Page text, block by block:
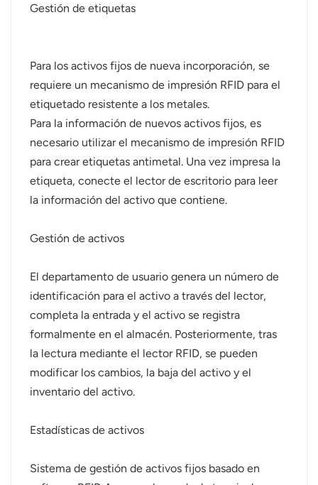
Gestión de etiquetas
Para los activos fijos de nueva incorporación, se
requiere un mecanismo de impresión RFID para el
etiquetado resistente a los metales.
Para la información de nuevos activos fijos, es
necesario utilizar el mecanismo de impresión RFID
para crear etiquetas antimetal. Una vez impresa la
etiqueta, conecte el lector de escritorio para leer
la información del activo que contiene.
Gestión de activos
El departamento de usuario genera un número de
identificación para el activo a través del lector,
completa la entrada y el activo se registra
formalmente en el almacén. Posteriormente, tras
la lectura mediante el lector RFID, se pueden
modificar los cambios, la baja del activo y el
inventario del activo.
Estadísticas de activos
Sistema de gestión de activos fijos basado en